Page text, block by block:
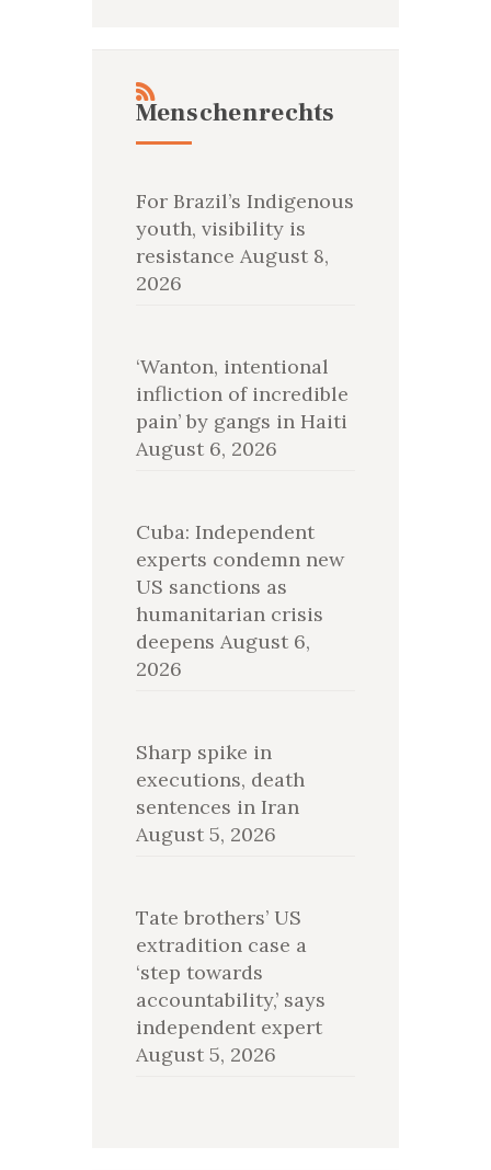
Menschenrechts
For Brazil’s Indigenous
youth, visibility is
resistance August 8,
2026
‘Wanton, intentional
infliction of incredible
pain’ by gangs in Haiti
August 6, 2026
Cuba: Independent
experts condemn new
US sanctions as
humanitarian crisis
deepens August 6,
2026
Sharp spike in
executions, death
sentences in Iran
August 5, 2026
Tate brothers’ US
extradition case a
‘step towards
accountability,’ says
independent expert
August 5, 2026